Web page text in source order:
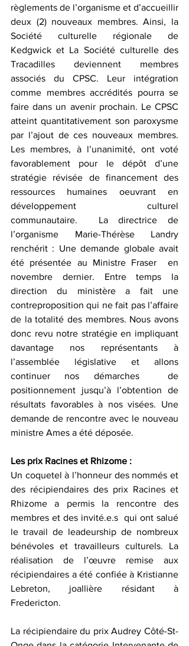
règlements de l’organisme et d’accueillir
deux (2) nouveaux membres. Ainsi, la
Société culturelle régionale de
Kedgwick et La Société culturelle des
Tracadilles deviennent membres
associés du CPSC. Leur intégration
comme membres accrédités pourra se
faire dans un avenir prochain. Le CPSC
atteint quantitativement son paroxysme
par l’ajout de ces nouveaux membres.
Les membres, à l’unanimité, ont voté
favorablement pour le dépôt d’une
stratégie révisée de financement des
ressources humaines oeuvrant en
développement culturel
communautaire.  La directrice de
l’organisme Marie-Thérèse Landry
renchérit : Une demande globale avait
été présentée au Ministre Fraser  en
novembre dernier. Entre temps la
direction du ministère a fait une
contreproposition qui ne fait pas l’affaire
de la totalité des membres. Nous avons
donc revu notre stratégie en impliquant
davantage nos représentants à
l’assemblée législative et allons
continuer nos démarches  de
positionnement jusqu’à l’obtention de
résultats favorables à nos visées. Une
demande de rencontre avec le nouveau
ministre Ames a été déposée.
Les prix Racines et Rhizome :
Un coquetel à l’honneur des nommés et
des récipiendaires des prix Racines et
Rhizome a permis la rencontre des
membres et des invité.e.s  qui ont salué
le travail de leadeurship de nombreux
bénévoles et travailleurs culturels. La
réalisation de l’œuvre remise aux
récipiendaires a été confiée à Kristianne
Lebreton, joallière résidant à
Fredericton.
La récipiendaire du prix Audrey Côté-St-